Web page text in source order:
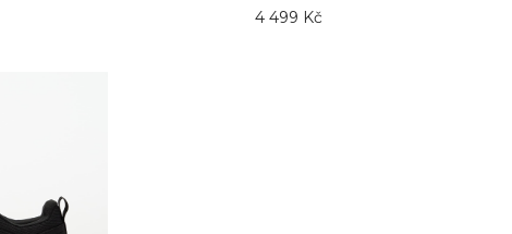
4 499 Kč